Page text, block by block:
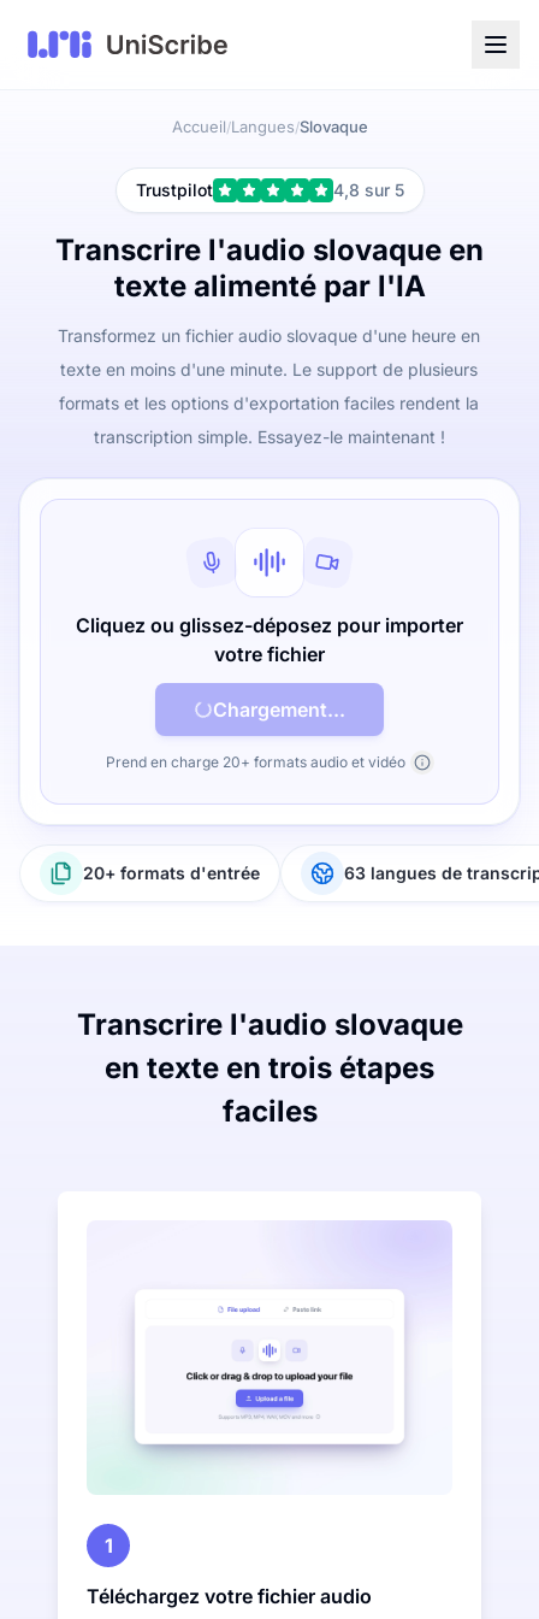
Accueil/Langues/Slovaque
Trustpilot 4,8 sur 5
Transcrire l'audio slovaque en
texte alimenté par l'IA
Transformez un fichier audio slovaque d'une heure en
texte en moins d'une minute. Le support de plusieurs
formats et les options d'exportation faciles rendent la
transcription simple. Essayez-le maintenant !
Cliquez ou glissez-déposez pour importer
votre fichier
Chargement...
Prend en charge 20+ formats audio et vidéo
20+ formats d'entrée 63 langues de
Transcrire l'audio slovaque
en texte en trois étapes
faciles
1
Téléchargez votre fichier audio